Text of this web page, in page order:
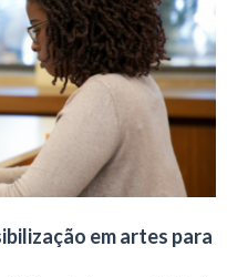
em artes para